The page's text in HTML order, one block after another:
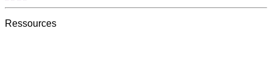
Ressources